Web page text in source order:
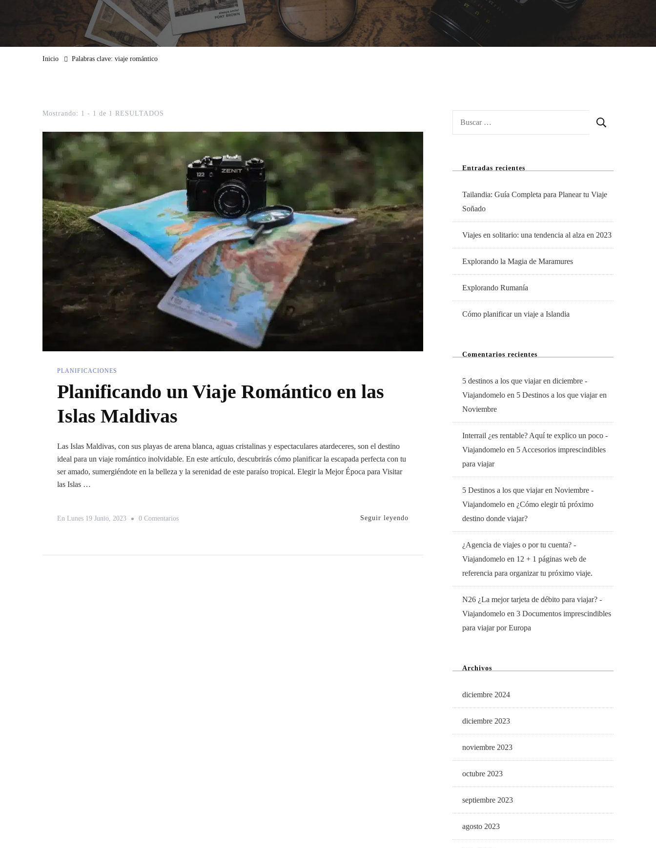
Inicio Palabras clave: viaje romántico
Mostrando: 1 - 1 de 1 RESULTADOS
PLANIFICACIONES
Planificando un Viaje Romántico en las
Islas Maldivas
Las Islas Maldivas, con sus playas de arena blanca, aguas cristalinas y espectaculares atardeceres, son el destino
ideal para un viaje romántico inolvidable. En este artículo, descubrirás cómo planificar la escapada perfecta con tu
ser amado, sumergiéndote en la belleza y la serenidad de este paraíso tropical. Elegir la Mejor Época para Visitar
las Islas …
En Lunes 19 Junio, 2023 0 ComentariosEn
Seguir leyendo
Entradas recientes
Tailandia: Guía Completa para Planear tu Viaje
Soñado
Viajes en solitario: una tendencia al alza en 2023
Explorando la Magia de Maramures
Explorando Rumanía
Cómo planificar un viaje a Islandia
Comentarios recientes
5 destinos a los que viajar en diciembre -
Viajandomelo en 5 Destinos a los que viajar en
Noviembre
Interrail ¿es rentable? Aquí te explico un poco -
Viajandomelo en 5 Accesorios imprescindibles
para viajar
5 Destinos a los que viajar en Noviembre -
Viajandomelo en ¿Cómo elegir tú próximo
destino donde viajar?
¿Agencia de viajes o por tu cuenta? -
Viajandomelo en 12 + 1 páginas web de
referencia para organizar tu próximo viaje.
N26 ¿La mejor tarjeta de débito para viajar? -
Viajandomelo en 3 Documentos imprescindibles
para viajar por Europa
Archivos
diciembre 2024
diciembre 2023
noviembre 2023
octubre 2023
septiembre 2023
agosto 2023